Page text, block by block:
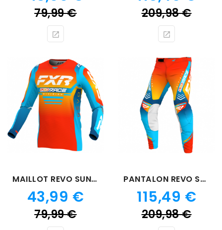
79,99 €Prix
209,98 €Prix
MAILLOT REVO SUNRISE
Prix
43,99 €
79,99 €Prix
PANTALON REVO SUNRISE
Prix
115,49 €
209,98 €Prix